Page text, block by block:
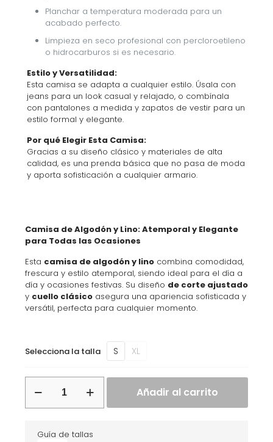
Planchar a temperatura moderada para un
acabado perfecto.
Limpieza en seco profesional con percloroetileno
o hidrocarburos si es necesario.
Estilo y Versatilidad:
Esta camisa se adapta a cualquier estilo. Úsala con
jeans para un look casual y relajado, o combínala
con pantalones a medida y zapatos de vestir para un
estilo formal y elegante.
Por qué Elegir Esta Camisa:
Gracias a su diseño clásico y materiales de alta
calidad, es una prenda básica que no pasa de moda
y aporta sofisticación a cualquier armario.
Camisa de Algodón y Lino: Atemporal y Elegante
para Todas las Ocasiones
Esta camisa de algodón y linocombina comodidad,
frescura y estilo atemporal, siendo ideal para el día a
día y ocasiones festivas. Su diseño de corte ajustado
y cuello clásicoasegura una apariencia sofisticada y
versátil, perfecta para cualquier momento.
Selecciona la talla S XL
solid
Añadir al carrito
Guía de tallas